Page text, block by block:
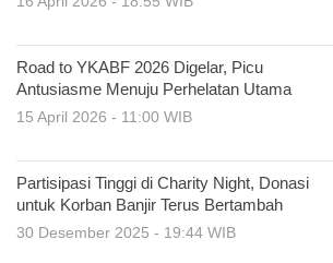
Road to YKABF 2026 Digelar, Picu
Antusiasme Menuju Perhelatan Utama
15 April 2026 - 11:00 WIB
Partisipasi Tinggi di Charity Night, Donasi
untuk Korban Banjir Terus Bertambah
30 Desember 2025 - 19:44 WIB